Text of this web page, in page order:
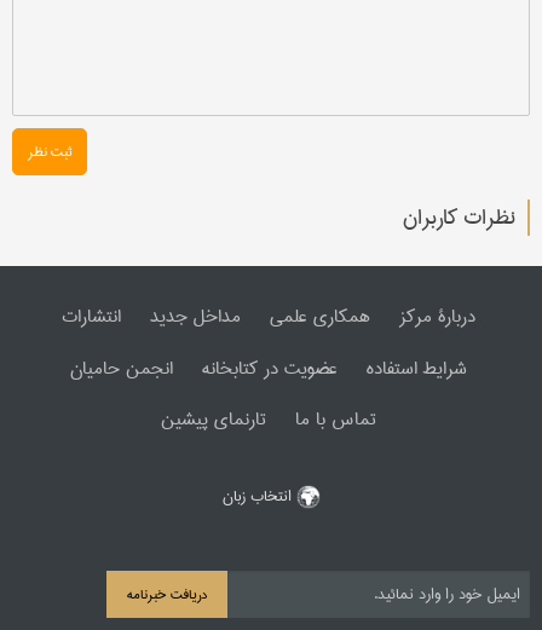
ثبت نظر
نظرات کاربران
دربارۀ مرکز همکاری علمی مداخل جدید
انتشارات
شرایط استفاده
عضویت در کتابخانه
انجمن حامیان
تماس با ما
تارنمای پیشین
انتخاب زبان
دریافت خبرنامه